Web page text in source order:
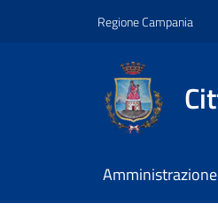
Regione Campania
Amministrazione